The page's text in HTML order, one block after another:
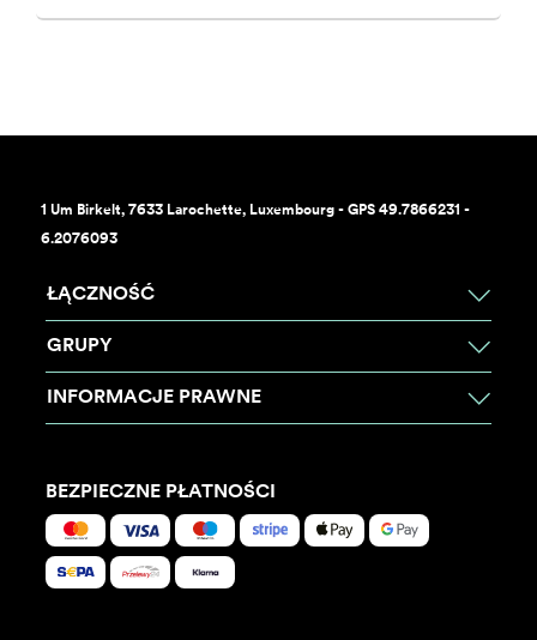
1 Um Birkelt, 7633 Larochette, Luxembourg - GPS 49.7866231 -
6.2076093
ŁĄCZNOŚĆ
GRUPY
INFORMACJE PRAWNE
BEZPIECZNE PŁATNOŚCI